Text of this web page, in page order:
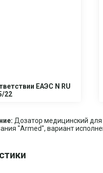
ЕАЭС N RU
22
Дозатор медицинский для
"Armed", вариант